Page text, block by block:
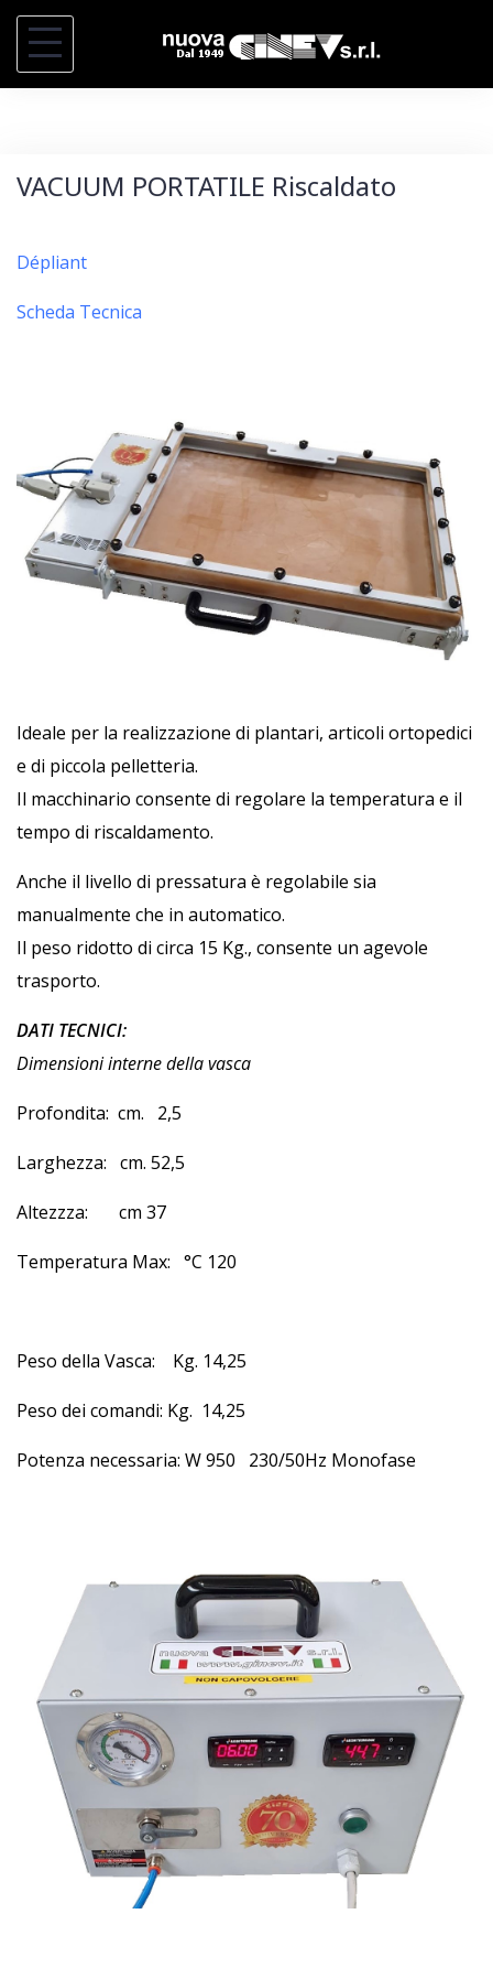
i
VACUUM PORTATILE Riscaldato
Dépliant
Scheda Tecnica
Ideale per la realizzazione di plantari, articoli ortopedici
e di piccola pelletteria.
Il macchinario consente di regolare la temperatura e il
tempo di riscaldamento.
Anche il livello di pressatura è regolabile sia
manualmente che in automatico.
Il peso ridotto di circa 15 Kg., consente un agevole
trasporto.
DATI TECNICI:
Dimensioni interne della vasca
Profondita: cm. 2,5
Larghezza: cm. 52,5
Altezzza: cm 37
Temperatura Max: °C 120
Peso della Vasca: Kg. 14,25
Peso dei comandi: Kg. 14,25
Potenza necessaria: W 950 230/50Hz Monofase